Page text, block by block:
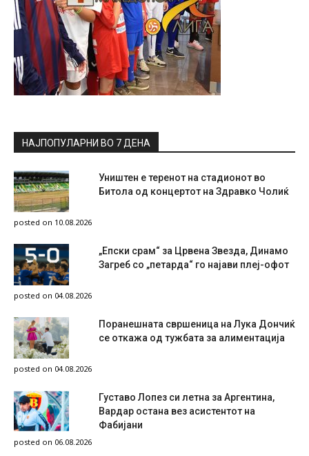
НАЈПОПУЛАРНИ ВО 7 ДЕНА
Уништен е теренот на стадионот во
Битола од концертот на Здравко Чолиќ
posted on 10.08.2026
„Епски срам“ за Црвена Звезда, Динамо
Загреб со „петарда“ го најави плеј-офот
posted on 04.08.2026
Поранешната свршеница на Лука Дончиќ
се откажа од тужбата за алиментација
posted on 04.08.2026
Густаво Лопез си летна за Аргентина,
Вардар остана вез асистентот на
Фабијани
posted on 06.08.2026